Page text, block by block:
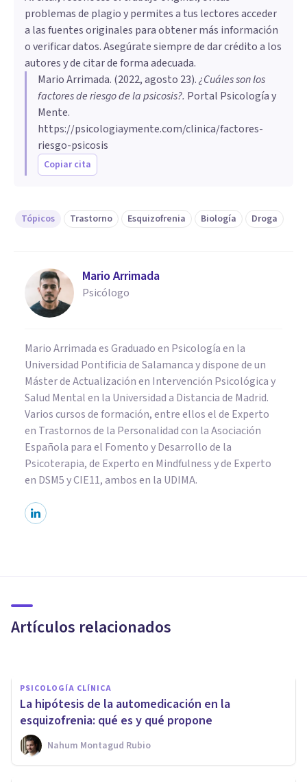
problemas de plagio y permites a tus lectores acceder
a las fuentes originales para obtener más información
o verificar datos. Asegúrate siempre de dar crédito a los
autores y de citar de forma adecuada.
Mario Arrimada. (2022, agosto 23).¿Cuáles son los
factores de riesgo de la psicosis?. Portal Psicología y
Mente.
https://psicologiaymente.com/clinica/factores-
riesgo-psicosis
Copiar cita
Tópicos Trastorno Esquizofrenia Biología Droga
Mario Arrimada
Psicólogo
Mario Arrimada es Graduado en Psicología en la
Universidad Pontificia de Salamanca y dispone de un
Máster de Actualización en Intervención Psicológica y
Salud Mental en la Universidad a Distancia de Madrid.
Varios cursos de formación, entre ellos el de Experto
en Trastornos de la Personalidad con la Asociación
Española para el Fomento y Desarrollo de la
Psicoterapia, de Experto en Mindfulness y de Experto
en DSM5 y CIE11, ambos en la UDIMA.
Artículos relacionados
¿qué hacer?
PSICOLOGÍA CLÍNICA
La hipótesis de la automedicación en la
esquizofrenia: qué es y qué propone
Nahum Montagud Rubio